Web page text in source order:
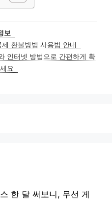
보
환불방법 사용법 안내
인터넷 방법으로 간편하게 확
요
한 달 써보니, 무선 게